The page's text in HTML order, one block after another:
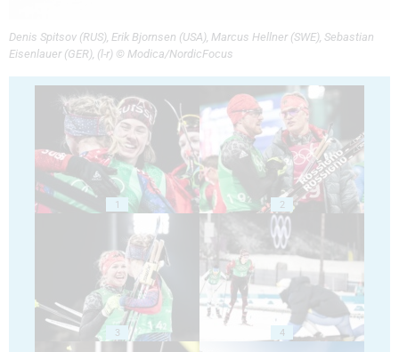
Denis Spitsov (RUS), Erik Bjornsen (USA), Marcus Hellner (SWE), Sebastian
Eisenlauer (GER), (l-r) © Modica/NordicFocus
1 2
3 4